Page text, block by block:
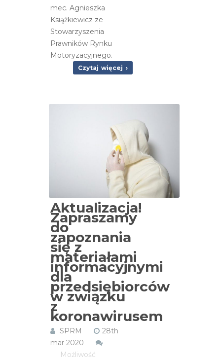
mec. Agnieszka
Książkiewicz ze
Stowarzyszenia
Prawników Rynku
Motoryzacyjnego.
Czytaj więcej ›
Aktualizacja!
Zapraszamy
do
zapoznania
się z
materiałami
informacyjnymi
dla
przedsiębiorców
w związku
z
koronawirusem
SPRM
28th
mar 2020
Możliwość